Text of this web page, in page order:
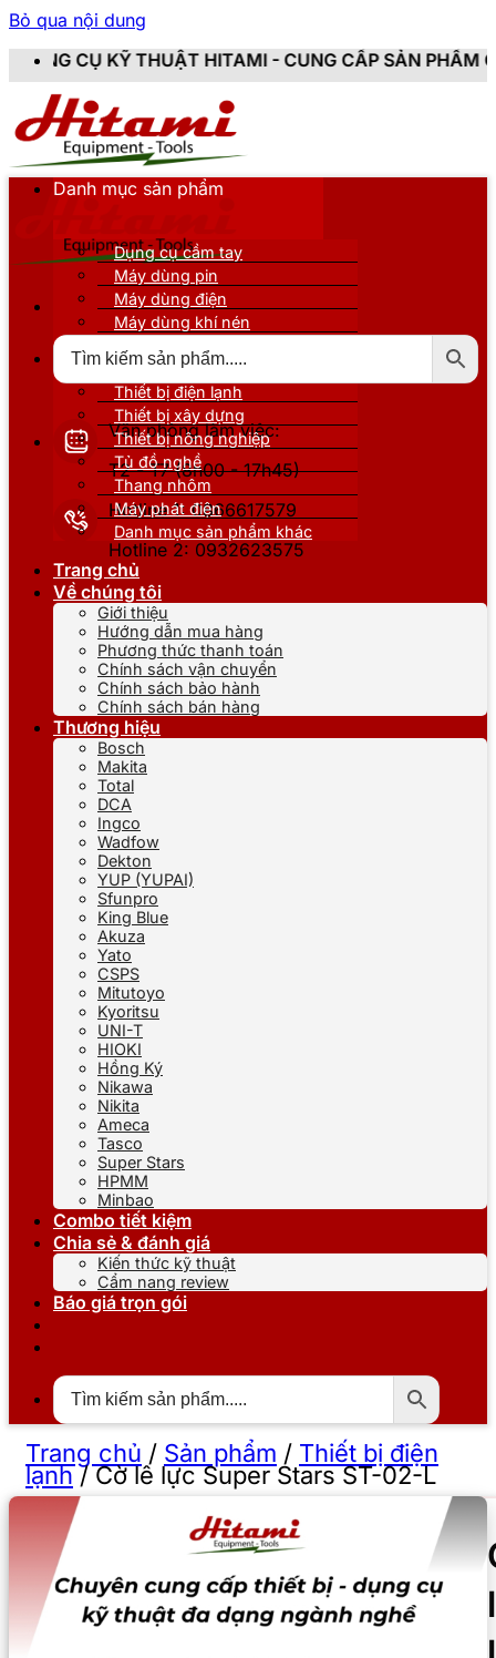
Bỏ qua nội dung
HITAMI - CUNG CẤP SẢN PHẨM CHÍNH HÃNG,
Văn phòng làm việc:
T2 - T7 (8h00 - 17h45)
Hotline 1: 0866617579
Hotline 2: 0932623575
Danh mục sản phẩm
Dụng cụ cầm tay
Máy dùng pin
Máy dùng điện
Máy dùng khí nén
Thiết bị nâng đỡ
Thiết bị điện lạnh
Thiết bị xây dựng
Thiết bị nông nghiệp
Tủ đồ nghề
Thang nhôm
Máy phát điện
Danh mục sản phẩm khác
Trang chủ
Về chúng tôi
Giới thiệu
Hướng dẫn mua hàng
Phương thức thanh toán
Chính sách vận chuyển
Chính sách bảo hành
Chính sách bán hàng
Thương hiệu
Bosch
Makita
Total
DCA
Ingco
Wadfow
Dekton
YUP (YUPAI)
Sfunpro
King Blue
Akuza
Yato
CSPS
Mitutoyo
Kyoritsu
UNI-T
HIOKI
Hồng Ký
Nikawa
Nikita
Ameca
Tasco
Super Stars
HPMM
Minbao
Combo tiết kiệm
Chia sẻ & đánh giá
Kiến thức kỹ thuật
Cẩm nang review
Báo giá trọn gói
Trang chủ / Sản phẩm / Thiết bị điện
lạnh/Cờ lê lực Super Stars ST-02-L